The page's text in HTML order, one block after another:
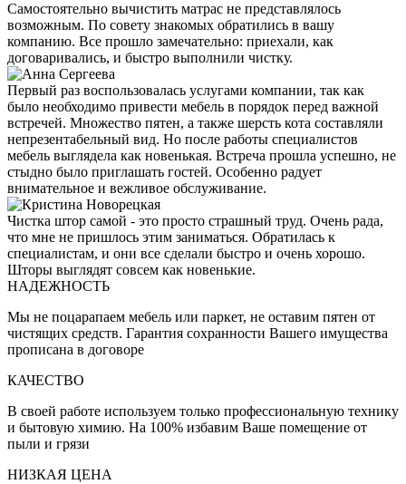
Самостоятельно вычистить матрас не представлялось
возможным. По совету знакомых обратились в вашу
компанию. Все прошло замечательно: приехали, как
договаривались, и быстро выполнили чистку.
Первый раз воспользовалась услугами компании, так как
было необходимо привести мебель в порядок перед важной
встречей. Множество пятен, а также шерсть кота составляли
непрезентабельный вид. Но после работы специалистов
мебель выглядела как новенькая. Встреча прошла успешно, не
стыдно было приглашать гостей. Особенно радует
внимательное и вежливое обслуживание.
Чистка штор самой - это просто страшный труд. Очень рада,
что мне не пришлось этим заниматься. Обратилась к
специалистам, и они все сделали быстро и очень хорошо.
Шторы выглядят совсем как новенькие.
НАДЕЖНОСТЬ
Мы не поцарапаем мебель или паркет, не оставим пятен от
чистящих средств. Гарантия сохранности Вашего имущества
прописана в договоре
КАЧЕСТВО
В своей работе используем только профессиональную технику
и бытовую химию. На 100% избавим Ваше помещение от
пыли и грязи
НИЗКАЯ ЦЕНА